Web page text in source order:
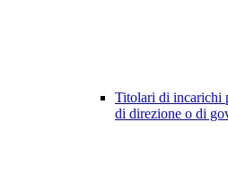
Titolari di incarichi
di direzione o di